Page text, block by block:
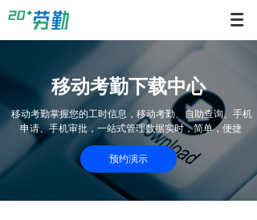
预约演示
移动考勤掌握您的工时信息，移动考勤、自助查询、手机
申请、手机审批，一站式管理数据实时，简单，便捷
移动考勤下载中心